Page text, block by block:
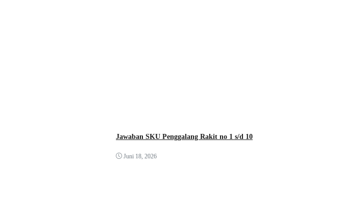
Jawaban SKU Penggalang Rakit no 1 s/d 10
Juni 18, 2026